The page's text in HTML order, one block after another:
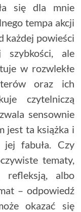
się dla mnie
tempa akcji
każdej powieści
szybkości, ale
w rozwlekłe
oraz ich
czytelniczą
sensownie
jest ta książka i
fabuła. Czy
tematy,
refleksją, albo
– odpowiedź
okazać się